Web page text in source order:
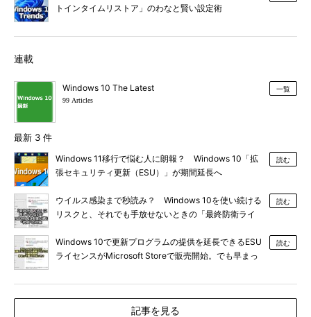
トインタイムリストア」のわなと賢い設定術
連載
Windows 10 The Latest
99 Articles
一覧
最新 3 件
Windows 11移行で悩む人に朗報？ Windows 10「拡
張セキュリティ更新（ESU）」が期間延長へ
読む
ウイルス感染まで秒読み？ Windows 10を使い続ける
リスクと、それでも手放せないときの「最終防衛ライ
読む
Windows 10で更新プログラムの提供を延長できるESU
ライセンスがMicrosoft Storeで販売開始。でも早まっ
読む
記事を見る